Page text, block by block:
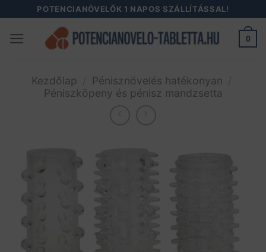
content
POTENCIANÖVELŐK 1 NAPOS SZÁLLÍTÁSSAL!
0
Kezdőlap Pénisznövelés hatékonyan
Péniszköpeny és pénisz mandzsetta